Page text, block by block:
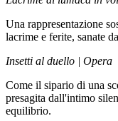
Una rappresentazione
lacrime e ferite, sanate
Insetti al duello | Opera
Come il sipario di una
presagita dall'intimo
equilibrio.